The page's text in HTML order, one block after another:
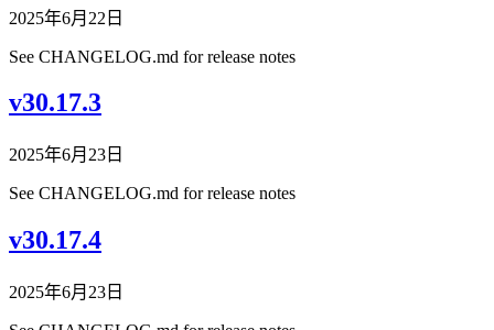
2025年6月22日
See CHANGELOG.md for release notes
v30.17.3
2025年6月23日
See CHANGELOG.md for release notes
v30.17.4
2025年6月23日